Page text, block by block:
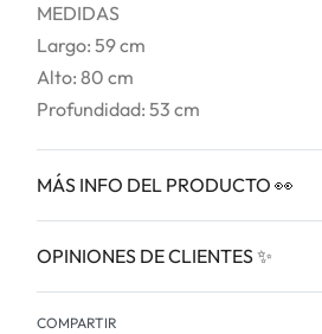
MEDIDAS
Largo: 59 cm
Alto: 80 cm
Profundidad: 53 cm
MÁS INFO DEL PRODUCTO 👀
OPINIONES DE CLIENTES ✨
COMPARTIR